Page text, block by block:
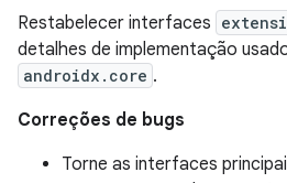
Restabelecer interfaces
detalhes de implementação
androidx.core .
Correções de bugs
Torne as interfaces